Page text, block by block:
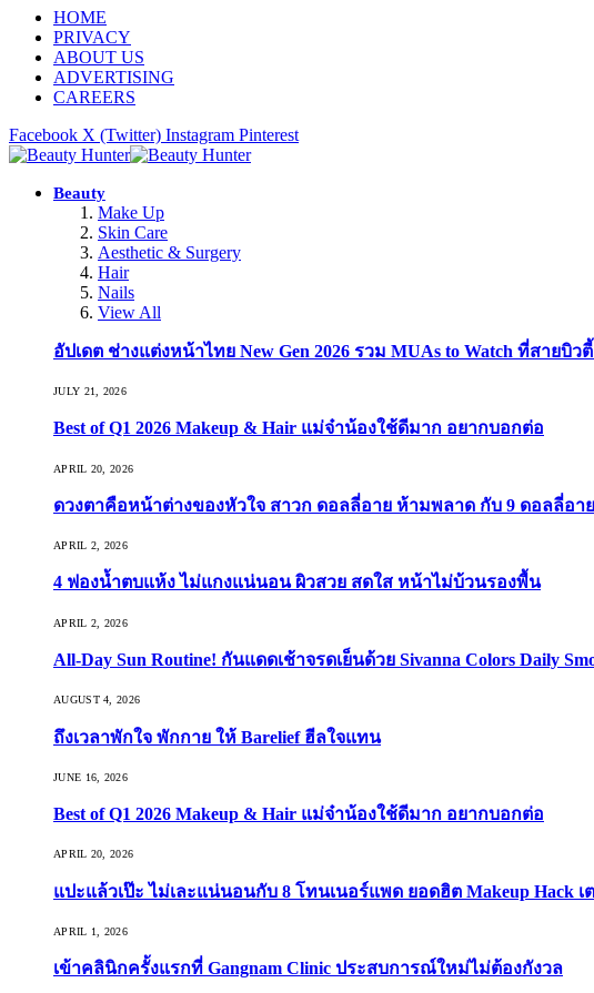
HOME
PRIVACY
ABOUT US
ADVERTISING
CAREERS
Facebook X (Twitter) Instagram Pinterest
Beauty
Make Up
Skin Care
Aesthetic & Surgery
Hair
Nails
View All
อัปเดต ช่างแต่งหน้าไทย New Gen 2026 รวม MUAs to Watch ที่สายบิว
JULY 21, 2026
Best of Q1 2026 Makeup & Hair แม่จ๋าน้องใช้ดีมาก อยากบอกต่อ
APRIL 20, 2026
ดวงตาคือหน้าต่างของหัวใจ สาวก ดอลลี่อาย ห้ามพลาด กับ 9 ดอลลี่อา
APRIL 2, 2026
4 ฟองน้ำตบแห้ง ไม่แกงแน่นอน ผิวสวย สดใส หน้าไม่บ้วนรองพื้น
APRIL 2, 2026
All-Day Sun Routine! กันแดดเช้าจรดเย็นด้วย Sivanna Colors Daily
AUGUST 4, 2026
ถึงเวลาพักใจ พักกาย ให้ Barelief ฮีลใจแทน
JUNE 16, 2026
Best of Q1 2026 Makeup & Hair แม่จ๋าน้องใช้ดีมาก อยากบอกต่อ
APRIL 20, 2026
แปะแล้วเป๊ะ ไม่เละแน่นอนกับ 8 โทนเนอร์แพด ยอดฮิต Makeup Hack เ
APRIL 1, 2026
เข้าคลินิกครั้งแรกที่ Gangnam Clinic ประสบการณ์ใหม่ไม่ต้องกังวล